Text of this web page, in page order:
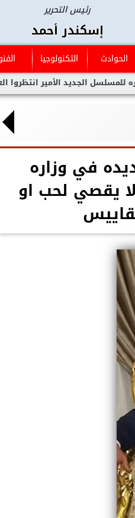
رئيس التحرير
إسكندر أحمد
الحوادث التكنولوجيا
الأمير انتظروا العمل
في وزاره
يقصي لحب او